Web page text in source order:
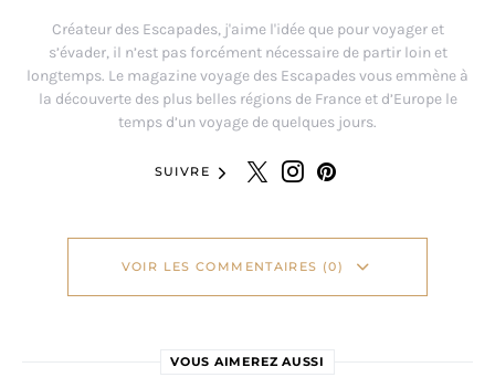
Créateur des Escapades, j'aime l'idée que pour voyager et
s’évader, il n’est pas forcément nécessaire de partir loin et
longtemps. Le magazine voyage des Escapades vous emmène à
la découverte des plus belles régions de France et d’Europe le
temps d’un voyage de quelques jours.
SUIVRE
VOIR LES COMMENTAIRES (0)
VOUS AIMEREZ AUSSI